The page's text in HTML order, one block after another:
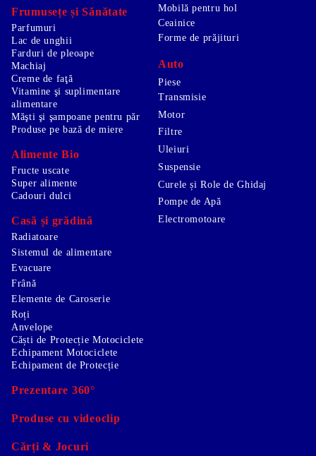
Frumusețe și Sănătate
Parfumuri
Lac de unghii
Farduri de pleoape
Machiaj
Creme de faţă
Vitamine şi suplimentare
alimentare
Măşti şi şampoane pentru păr
Produse pe bază de miere
Alimente Bio
Fructe uscate
Super alimente
Cadouri dulci
Casă și grădină
Mobilă pentru hol
Ceainice
Forme de prăjituri
Auto
Piese
Transmisie
Motor
Filtre
Uleiuri
Suspensie
Curele și Role de Ghidaj
Pompe de Apă
Electromotoare
Radiatoare
Sistemul de alimentare
Evacuare
Frână
Elemente de Caroserie
Roți
Anvelope
Căști de Protecție Motociclete
Echipament Motociclete
Echipament de Protecție
Prezentare 360°
Produse cu videoclip
Cărți & Jocuri